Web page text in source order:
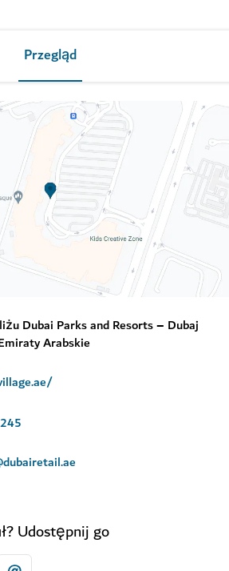
Przegląd
Dubai Parks and Resorts – Dubaj
Arabskie
Udostępnij go